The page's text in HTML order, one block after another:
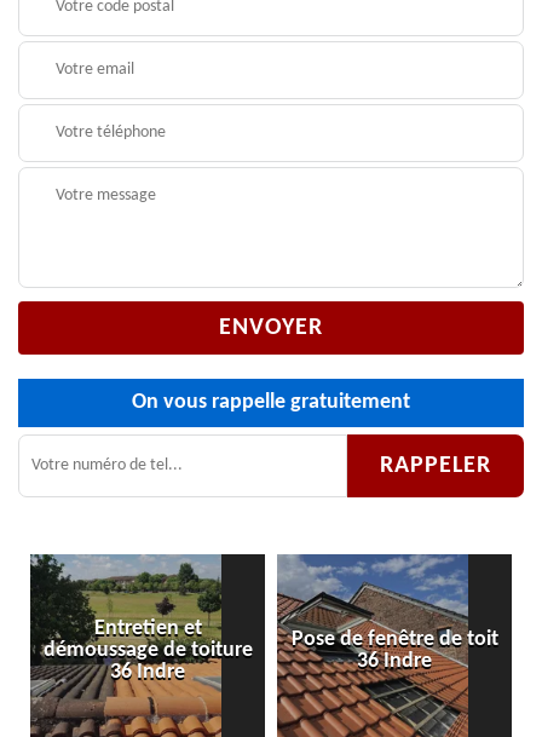
On vous rappelle gratuitement
Entretien et
démoussage de toiture
36 Indre
Pose de fenêtre de toit
36 Indre